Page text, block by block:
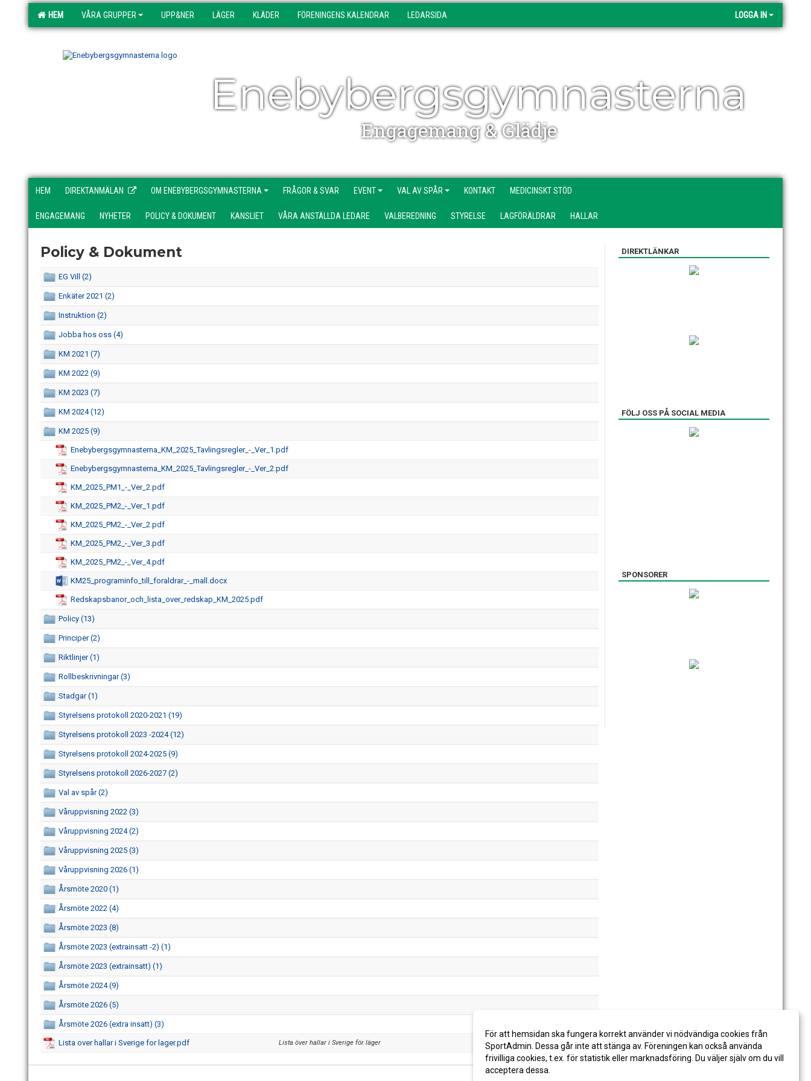
HEM VÅRA GRUPPER UPP&NER LÄGER KLÄDER FÖRENINGENS KALENDRAR LEDARSIDA LOGGA IN
Enebybergsgymnasterna
Engagemang & Glädje
HEM DIREKTANMÄLAN OM ENEBYBERGSGYMNASTERNA FRÅGOR & SVAR EVENT VAL AV SPÅR KONTAKT MEDICINSKT STÖD
ENGAGEMANG NYHETER POLICY & DOKUMENT KANSLIET VÅRA ANSTÄLLDA LEDARE VALBEREDNING STYRELSE LAGFÖRÄLDRAR HALLAR
Policy & Dokument
EG Vill (2)
Enkäter 2021 (2)
Instruktion (2)
Jobba hos oss (4)
KM 2021 (7)
KM 2022 (9)
KM 2023 (7)
KM 2024 (12)
KM 2025 (9)
Enebybergsgymnasterna_KM_2025_Tavlingsregler_-_Ver_1.pdf
Enebybergsgymnasterna_KM_2025_Tavlingsregler_-_Ver_2.pdf
KM_2025_PM1_-_Ver_2.pdf
KM_2025_PM2_-_Ver_1.pdf
KM_2025_PM2_-_Ver_2.pdf
KM_2025_PM2_-_Ver_3.pdf
KM_2025_PM2_-_Ver_4.pdf
KM25_programinfo_till_foraldrar_-_mall.docx
Redskapsbanor_och_lista_over_redskap_KM_2025.pdf
Policy (13)
Principer (2)
Riktlinjer (1)
Rollbeskrivningar (3)
Stadgar (1)
Styrelsens protokoll 2020-2021 (19)
Styrelsens protokoll 2023 -2024 (12)
Styrelsens protokoll 2024-2025 (9)
Styrelsens protokoll 2026-2027 (2)
Val av spår (2)
Våruppvisning 2022 (3)
Våruppvisning 2024 (2)
Våruppvisning 2025 (3)
Våruppvisning 2026 (1)
Årsmöte 2020 (1)
Årsmöte 2022 (4)
Årsmöte 2023 (8)
Årsmöte 2023 (extrainsatt -2) (1)
Årsmöte 2023 (extrainsatt) (1)
Årsmöte 2024 (9)
Årsmöte 2026 (5)
Årsmöte 2026 (extra insatt) (3)
Lista over hallar i Sverige for lager.pdf Lista över hallar i Sverige för läger
DIREKTLÄNKAR
FÖLJ OSS PÅ SOCIAL MEDIA
SPONSORER
För att hemsidan ska fungera korrekt använder vi nödvändiga cookies från
SportAdmin. Dessa går inte att stänga av. Föreningen kan också använda
frivilliga cookies, t.ex. för statistik eller marknadsföring. Du väljer själv om du vill
acceptera dessa.